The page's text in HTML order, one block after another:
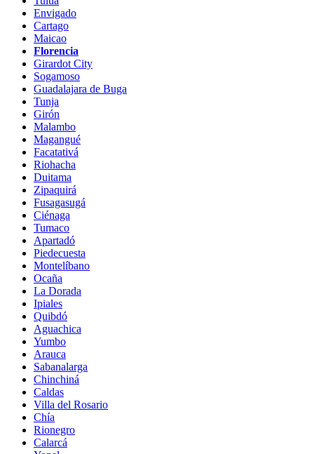
Envigado
Cartago
Maicao
Florencia
Girardot City
Sogamoso
Guadalajara de Buga
Tunja
Girón
Malambo
Magangué
Facatativá
Riohacha
Duitama
Zipaquirá
Fusagasugá
Ciénaga
Tumaco
Apartadó
Piedecuesta
Montelíbano
Ocaña
La Dorada
Ipiales
Quibdó
Aguachica
Yumbo
Arauca
Sabanalarga
Chinchiná
Caldas
Villa del Rosario
Chía
Rionegro
Calarcá